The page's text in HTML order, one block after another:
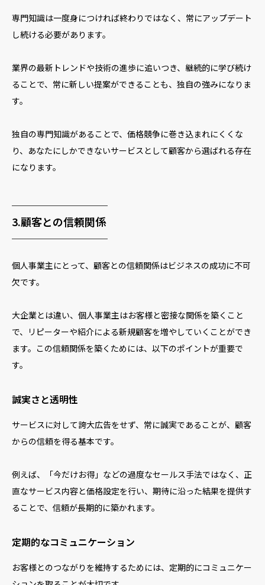
専門知識は一度身につければ終わりではなく、常にアップデート
し続ける必要があります。
業界の最新トレンドや技術の進歩に追いつき、継続的に学び続け
ることで、常に新しい提案ができることも、独自の強みになりま
す。
独自の専門知識があることで、価格競争に巻き込まれにくくな
り、あなたにしかできないサービスとして顧客から選ばれる存在
になります。
─────────
3.顧客との信頼関係
─────────
個人事業主にとって、顧客との信頼関係はビジネスの成功に不可
欠です。
大企業とは違い、個人事業主はお客様と密接な関係を築くこと
で、リピーターや紹介による新規顧客を増やしていくことができ
ます。この信頼関係を築くためには、以下のポイントが重要で
す。
誠実さと透明性
サービスに対して誇大広告をせず、常に誠実であることが、顧客
からの信頼を得る基本です。
例えば、「今だけお得」などの過度なセールス手法ではなく、正
直なサービス内容と価格設定を行い、期待に沿った結果を提供す
ることで、信頼が長期的に築かれます。
定期的なコミュニケーション
お客様とのつながりを維持するためには、定期的にコミュニケー